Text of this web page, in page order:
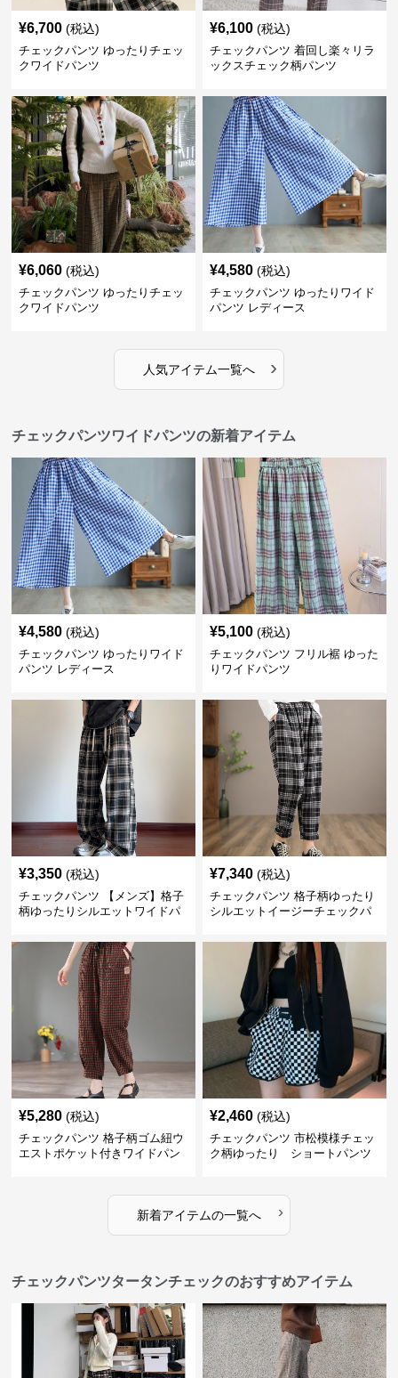
¥6,700 (税込)
チェックパンツ ゆったりチェッ
クワイドパンツ
¥6,100 (税込)
チェックパンツ 着回し楽々リラ
ックスチェック柄パンツ
¥6,060 (税込)
チェックパンツ ゆったりチェッ
クワイドパンツ
¥4,580 (税込)
チェックパンツ ゆったりワイド
パンツ レディース
人気アイテム一覧へ ›
チェックパンツワイドパンツの新着アイテム
¥4,580 (税込)
チェックパンツ ゆったりワイド
パンツ レディース
¥5,100 (税込)
チェックパンツ フリル裾 ゆった
りワイドパンツ
¥3,350 (税込)
チェックパンツ 【メンズ】格子
柄ゆったりシルエットワイドパ
¥7,340 (税込)
チェックパンツ 格子柄ゆったり
シルエットイージーチェックパ
¥5,280 (税込)
チェックパンツ 格子柄ゴム紐ウ
エストポケット付きワイドパン
¥2,460 (税込)
チェックパンツ 市松模様チェッ
ク柄ゆったり ショートパンツ
新着アイテムの一覧へ ›
チェックパンツタータンチェックのおすすめアイテム